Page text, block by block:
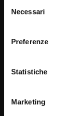
delNecessari
Preferenze
Statistiche
Marketing
1.8K VIDEOS